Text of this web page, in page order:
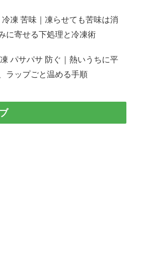
冷凍 苦味｜凍らせても苦味は消
に寄せる下処理と冷凍術
パサパサ 防ぐ｜熱いうちに平
ラップごと温める手順